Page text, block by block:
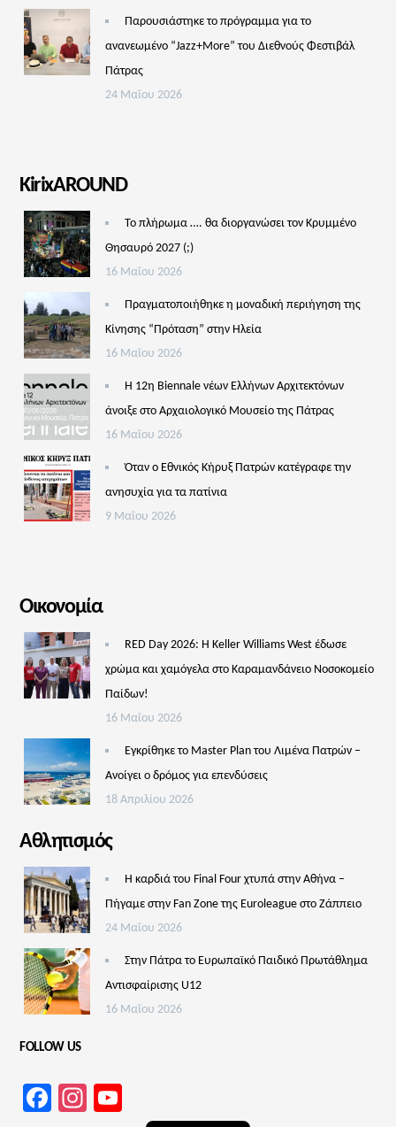
Παρουσιάστηκε το πρόγραμμα για το
ανανεωμένο “Jazz+More” του Διεθνούς Φεστιβάλ
Πάτρας
24 Μαΐου 2026
KirixAROUND
Το πλήρωμα …. θα διοργανώσει τον Κρυμμένο
Θησαυρό 2027 (;)
16 Μαΐου 2026
Πραγματοποιήθηκε η μοναδική περιήγηση της
Κίνησης “Πρόταση” στην Ηλεία
16 Μαΐου 2026
Η 12η Biennale νέων Ελλήνων Αρχιτεκτόνων
άνοιξε στο Αρχαιολογικό Μουσείο της Πάτρας
16 Μαΐου 2026
Όταν ο Εθνικός Κήρυξ Πατρών κατέγραφε την
ανησυχία για τα πατίνια
9 Μαΐου 2026
Οικονομία
RED Day 2026: Η Keller Williams West έδωσε
χρώμα και χαμόγελα στο Καραμανδάνειο Νοσοκομείο
Παίδων!
16 Μαΐου 2026
Εγκρίθηκε το Master Plan του Λιμένα Πατρών –
Aνοίγει ο δρόμος για επενδύσεις
18 Απριλίου 2026
Αθλητισμός
Η καρδιά του Final Four χτυπά στην Αθήνα –
Πήγαμε στην Fan Zone της Euroleague στο Ζάππειο
24 Μαΐου 2026
Στην Πάτρα το Ευρωπαϊκό Παιδικό Πρωτάθλημα
Αντισφαίρισης U12
16 Μαΐου 2026
FOLLOW US
Facebook
Instagram